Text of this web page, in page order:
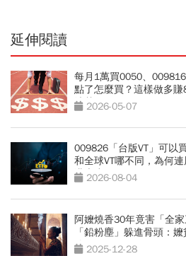
延伸閱讀
每月1萬買0050、
點了怎麼買？這樣做多
清楚2026-05-07
009826「台版VT」可以
和全球VT哪不同，為何
邁大步？
2026-08-04
阿嬤燒香30年竟害「全
「鉛粉塵」躲進骨頭：
險 2025-12-28